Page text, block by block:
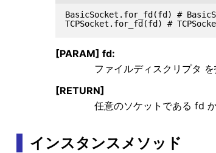
BasicSocket.for_fd(fd) #
[PARAM] fd:
ファイルディスクリプタ を
[RETURN]
任意のソケットである fd
インスタンスメソッド